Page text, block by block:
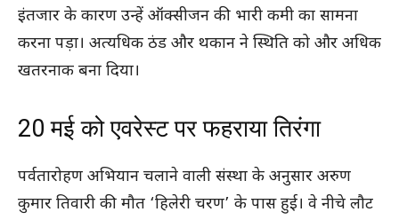
इंतजार के कारण उन्हें ऑक्सीजन की भारी कमी का सामना
करना पड़ा। अत्यधिक ठंड और थकान ने स्थिति को और अधिक
खतरनाक बना दिया।
20 मई को एवरेस्ट पर फहराया तिरंगा
पर्वतारोहण अभियान चलाने वाली संस्था के अनुसार अरुण
कुमार तिवारी की मौत ‘हिलेरी चरण’ के पास हुई। वे नीचे लौट